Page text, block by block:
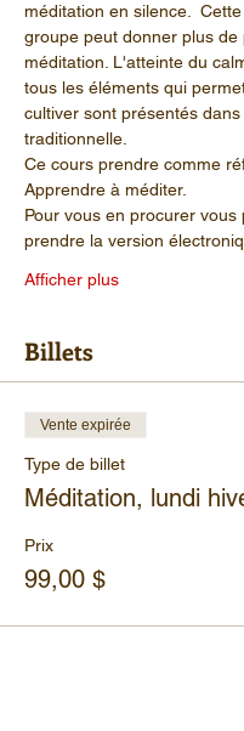
méditation en silence.
groupe peut donner plus de
méditation. L'atteinte du
tous les éléments qui
cultiver sont présentés
traditionnelle.
Ce cours prendre comme
Apprendre à méditer.
Pour vous en procurer vous
prendre la version
Afficher plus
Billets
Vente expirée
Type de billet
Méditation, lundi
Prix
99,00 $